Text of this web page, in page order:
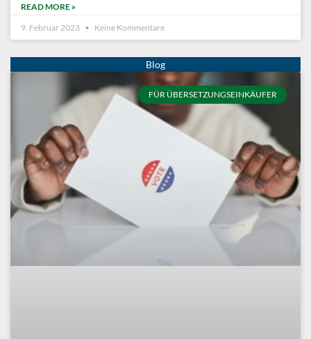
READ MORE »
9. Februar 2023
Keine Kommentare
FÜR ÜBERSETZUNGSEINKÄUFER